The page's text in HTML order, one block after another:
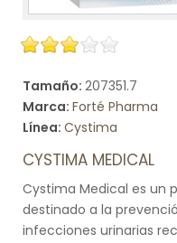
Tamaño: 207351.7
Marca: Forté Pharma
Línea: Cystima
CYSTIMA MEDICAL
Cystima Medical es un
destinado a la
infecciones urinarias